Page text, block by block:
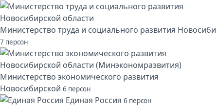
Министерство труда и социального развития Новосиби
7 персон
Министерство экономического развития
Новосибирской 6 персон
Единая Россия 6 персон